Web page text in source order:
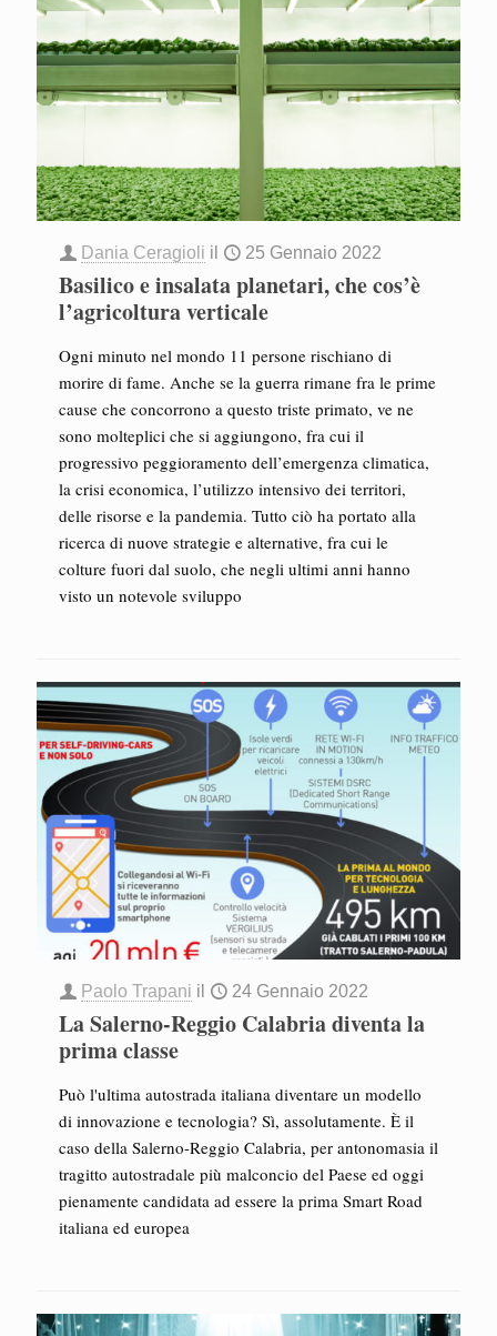
Dania Ceragioli il 25 Gennaio 2022
Basilico e insalata planetari, che cos’è
l’agricoltura verticale
Ogni minuto nel mondo 11 persone rischiano di
morire di fame. Anche se la guerra rimane fra le prime
cause che concorrono a questo triste primato, ve ne
sono molteplici che si aggiungono, fra cui il
progressivo peggioramento dell’emergenza climatica,
la crisi economica, l’utilizzo intensivo dei territori,
delle risorse e la pandemia. Tutto ciò ha portato alla
ricerca di nuove strategie e alternative, fra cui le
colture fuori dal suolo, che negli ultimi anni hanno
visto un notevole sviluppo
Paolo Trapani il 24 Gennaio 2022
La Salerno-Reggio Calabria diventa la
prima classe
Può l'ultima autostrada italiana diventare un modello
di innovazione e tecnologia? Sì, assolutamente. È il
caso della Salerno-Reggio Calabria, per antonomasia il
tragitto autostradale più malconcio del Paese ed oggi
pienamente candidata ad essere la prima Smart Road
italiana ed europea